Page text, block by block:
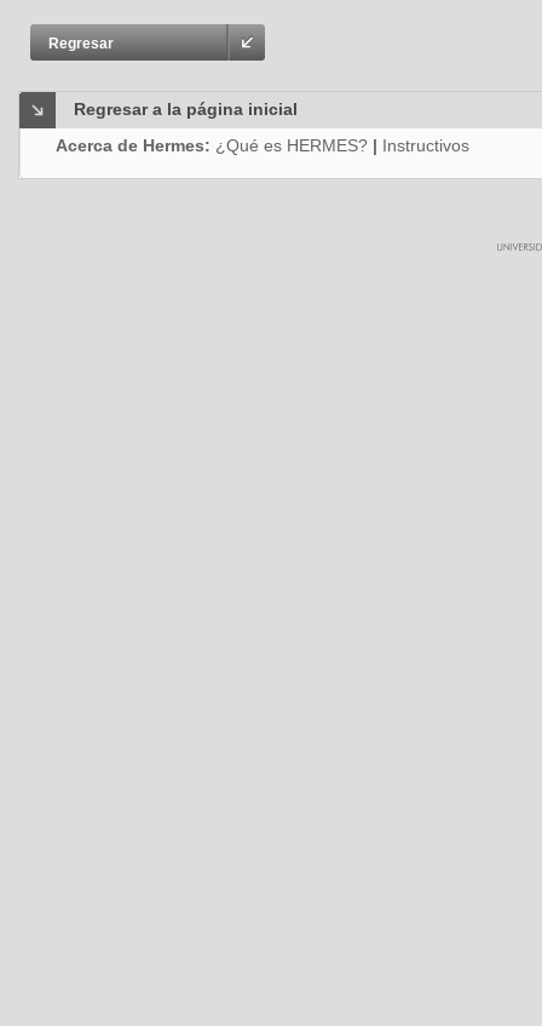
Regresar
Regresar a la página inicial
Acerca de Hermes: ¿Qué es HERMES? | Instructivos